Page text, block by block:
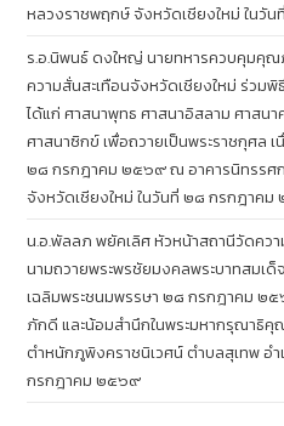
หลวงราชพฤกษ์ จังหวัดเชียงใหม่ ใน
ร.อ.นิพนธ์ ดงใหญ่ นายทหารควบคุมคุ
ความสั่นสะเทือนจังหวัดเชียงใหม่ ร่วม
ได้แก่ ศาสนาพุทธ ศาสนาอิสลาม ศาสน
ศาสนาซิกข์ เพื่อถวายเป็นพระราชกุศล
๒๘ กรกฎาคม ๒๕๖๙ ณ อาคารนิทรรศ
จังหวัดเชียงใหม่ ในวันที่ ๒๘ กรกฎาค
น.อ.พัลลภ พยัคเลิศ หัวหน้าสถานีวัดคว
นามถวายพระพรชัยมงคลพระบาทสมเด็
เฉลิมพระชนมพรรษา ๒๘ กรกฎาคม ๒
ภักดี และน้อมสำนึกในพระมหากรุณาธิ
ตำหนักภูพิงคราชนิเวศน์ ตำบลสุเทพ อำ
กรกฎาคม ๒๕๖๙